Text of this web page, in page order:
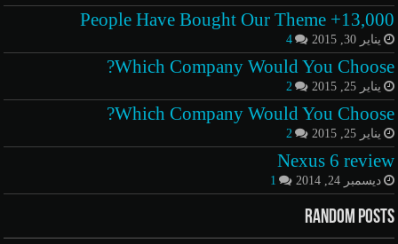
13,000+ People Have Bought Our Theme
يناير 30, 2015 4
Which Company Would You Choose?
يناير 25, 2015 2
Which Company Would You Choose?
يناير 25, 2015 2
Nexus 6 review
ديسمبر 24, 2014 1
Random Posts